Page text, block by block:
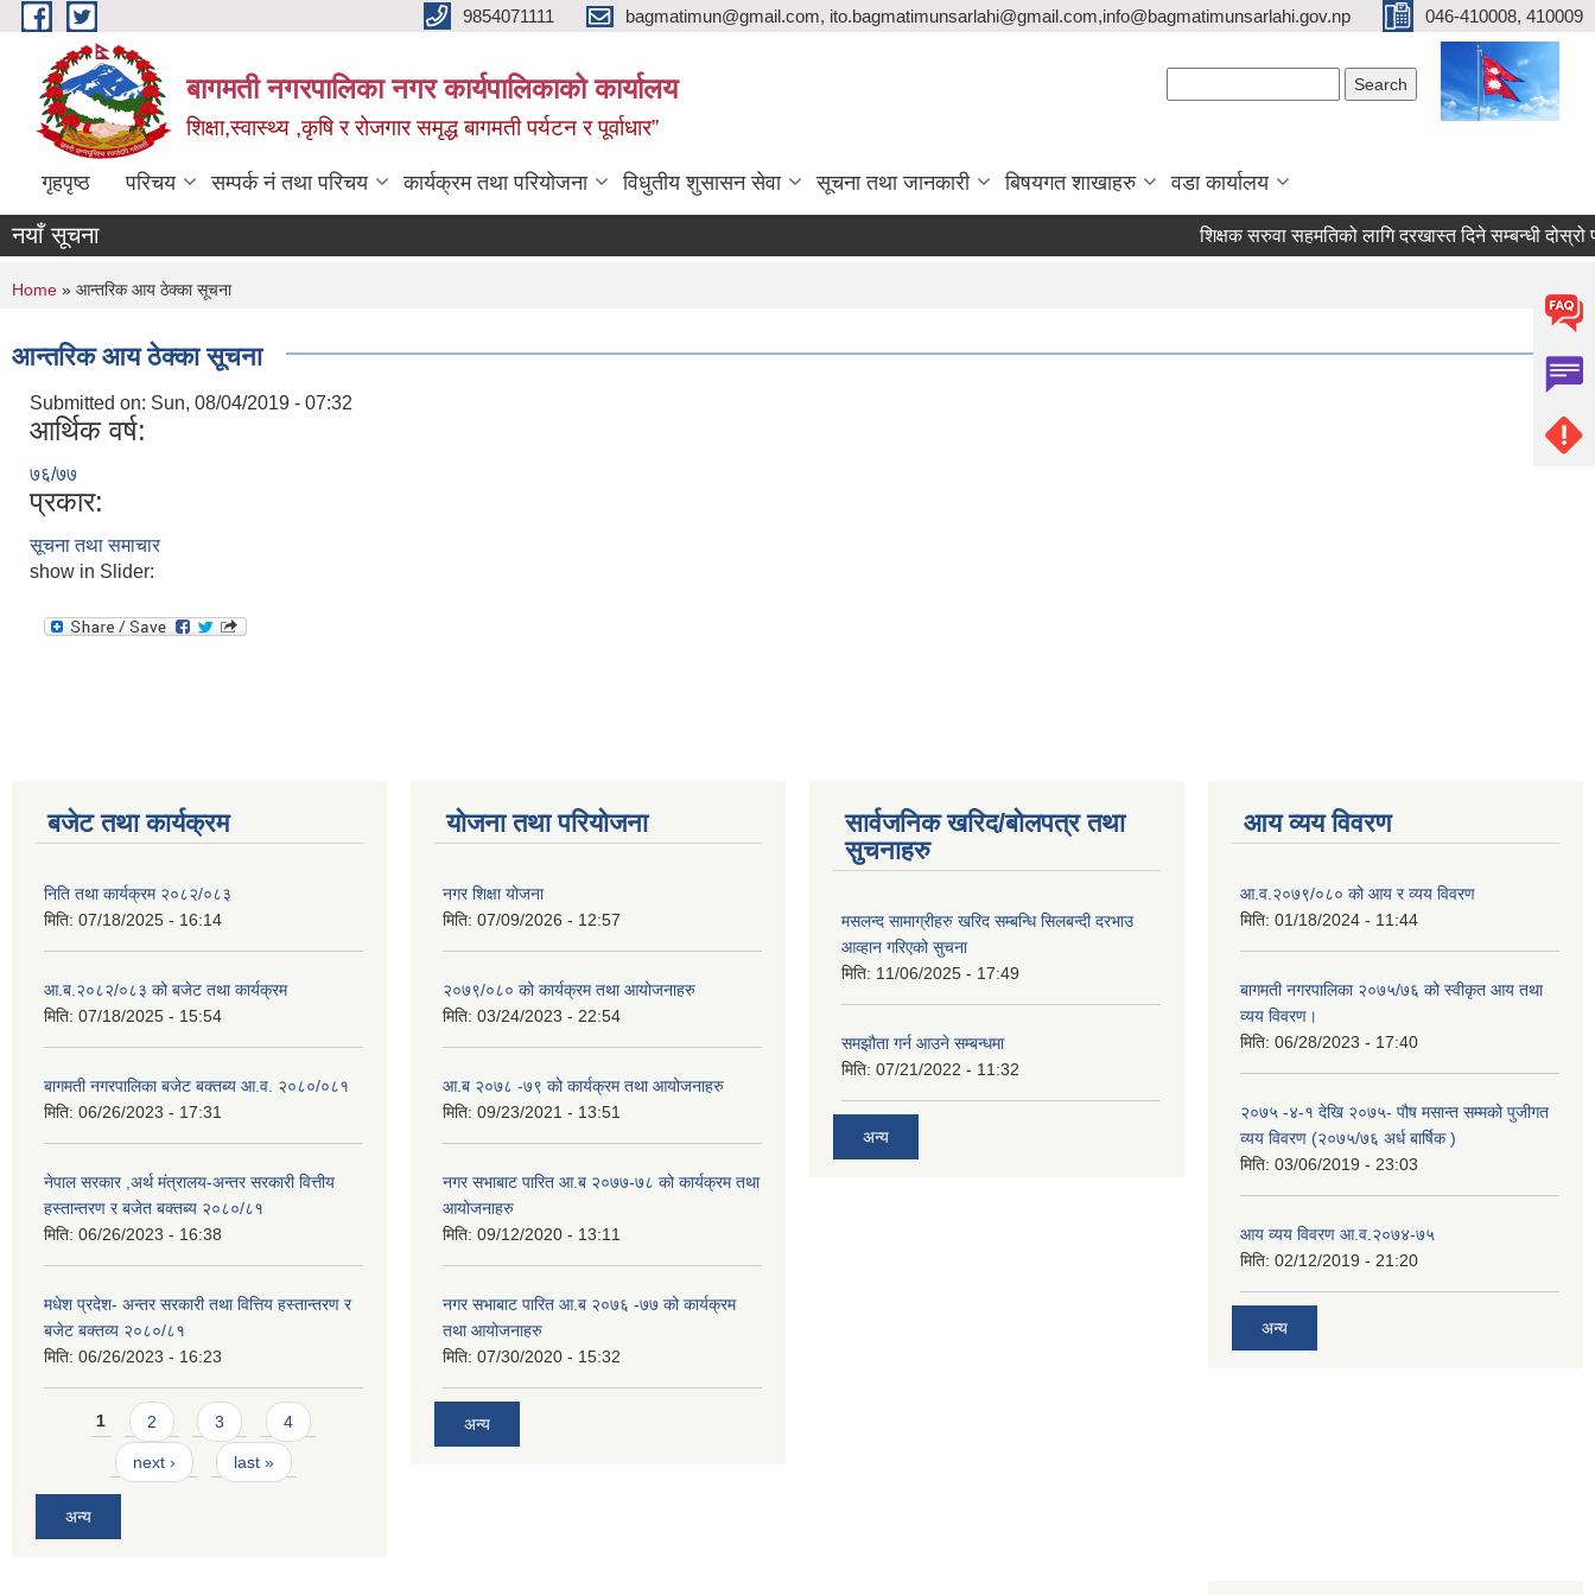
Skip to main content 9854071111 bagmatimun@gmail.com, ito.bagmatimunsarlahi@gmail.com,info@bagmatimunsarlahi.gov.np 046-410008, 410009
बागमती नगरपालिका नगर कार्यपालिकाको कार्यालय
शिक्षा,स्वास्थ्य ,कृषि र रोजगार समृद्ध बागमती पर्यटन र पूर्वाधार”
गृहपृष्ठ परिचय सम्पर्क नं तथा परिचय कार्यक्रम तथा परियोजना विधुतीय शुसासन सेवा सूचना तथा जानकारी बिषयगत शाखाहरु वडा कार्यालय
नयाँ सूचना शिक्षक सरुवा सहमतिको लागि दरखास्त दिने सम्बन्धी
You are here
Home » आन्तरिक आय ठेक्का सूचना
आन्तरिक आय ठेक्का सूचना
Submitted on: Sun, 08/04/2019 - 07:32
आर्थिक वर्ष:
७६/७७
प्रकार:
सूचना तथा समाचार
show in Slider:
बजेट तथा कार्यक्रम
निति तथा कार्यक्रम २०८२/०८३
मिति: 07/18/2025 - 16:14
आ.ब.२०८२/०८३ को बजेट तथा कार्यक्रम
मिति: 07/18/2025 - 15:54
बागमती नगरपालिका बजेट बक्तब्य आ.व. २०८०/०८१
मिति: 06/26/2023 - 17:31
नेपाल सरकार ,अर्थ मंत्रालय-अन्तर सरकारी वित्तीय
हस्तान्तरण र बजेत बक्तब्य २०८०/८१
मिति: 06/26/2023 - 16:38
मधेश प्रदेश- अन्तर सरकारी तथा वित्तिय हस्तान्तरण र
बजेट बक्तव्य २०८०/८१
मिति: 06/26/2023 - 16:23
Pages
1 2 3 4
next › last »
अन्य
योजना तथा परियोजना
नगर शिक्षा योजना
मिति: 07/09/2026 - 12:57
२०७९/०८० को कार्यक्रम तथा आयोजनाहरु
मिति: 03/24/2023 - 22:54
आ.ब २०७८ -७९ को कार्यक्रम तथा आयोजनाहरु
मिति: 09/23/2021 - 13:51
नगर सभाबाट पारित आ.ब २०७७-७८ को कार्यक्रम तथा
आयोजनाहरु
मिति: 09/12/2020 - 13:11
नगर सभाबाट पारित आ.ब २०७६ -७७ को कार्यक्रम
तथा आयोजनाहरु
मिति: 07/30/2020 - 15:32
अन्य
सार्वजनिक खरिद/बोलपत्र तथा
सुचनाहरु
मसलन्द सामाग्रीहरु खरिद सम्बन्धि सिलबन्दी दरभाउ
आव्हान गरिएको सुचना
मिति: 11/06/2025 - 17:49
समझौता गर्न आउने सम्बन्धमा
मिति: 07/21/2022 - 11:32
अन्य
आय व्यय विवरण
आ.व.२०७९/०८० को आय र व्यय विवरण
मिति: 01/18/2024 - 11:44
बागमती नगरपालिका २०७५/७६ को स्वीकृत आय तथा
व्यय विवरण।
मिति: 06/28/2023 - 17:40
२०७५ -४-१ देखि २०७५- पौष मसान्त सम्मको पुजीगत
व्यय विवरण (२०७५/७६ अर्ध बार्षिक )
मिति: 03/06/2019 - 23:03
आय व्यय विवरण आ.व.२०७४-७५
मिति: 02/12/2019 - 21:20
अन्य